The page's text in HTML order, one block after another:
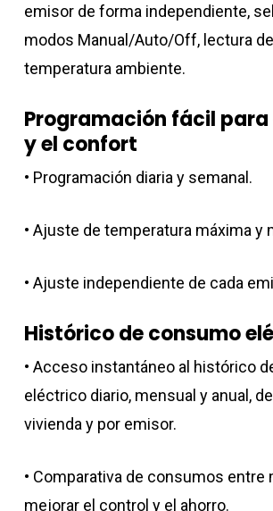
emisor de forma independiente,
modos Manual/Auto/Off, lectura
temperatura ambiente.
Programación fácil para
y el confort
• Programación diaria y semanal.
• Ajuste de temperatura máxima y
• Ajuste independiente de cada
Histórico de consumo
• Acceso instantáneo al histórico
eléctrico diario, mensual y anual,
vivienda y por emisor.
• Comparativa de consumos entre
mejorar el control y el ahorro.